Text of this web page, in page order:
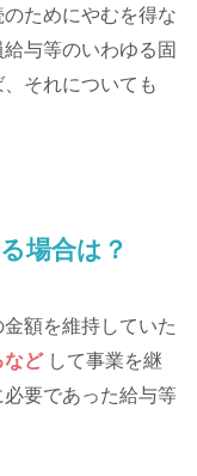
ためにやむを得な
与等のいわゆる固
それについても
場合は？
額を維持していた
などして事業を継
要であった給与等